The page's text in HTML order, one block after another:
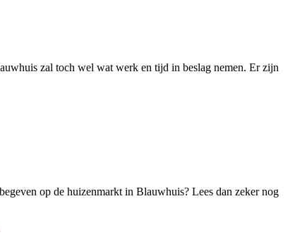
zal toch wel wat werk en tijd in beslag nemen. Er zijn
op de huizenmarkt in Blauwhuis? Lees dan zeker nog